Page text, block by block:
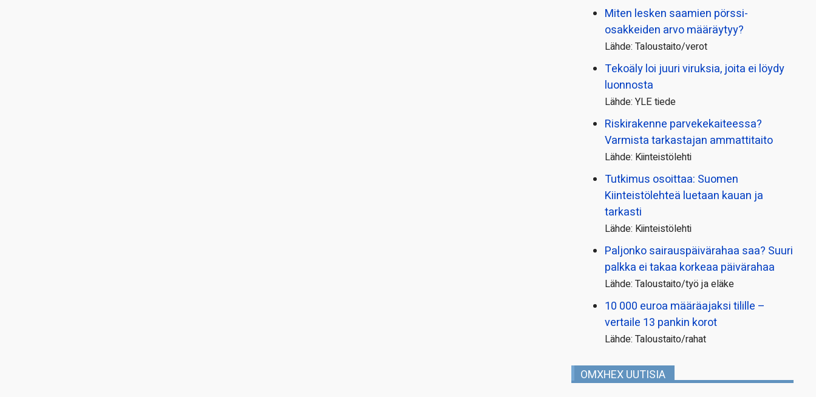
Miten lesken saamien pörssi­
osakkeiden arvo määräytyy?
Lähde: Taloustaito/verot
Tekoäly loi juuri viruksia, joita ei löydy
luonnosta
Lähde: YLE tiede
Riskirakenne parvekekaiteessa?
Varmista tarkastajan ammattitaito
Lähde: Kiinteistölehti
Tutkimus osoittaa: Suomen
Kiinteistölehteä luetaan kauan ja
tarkasti
Lähde: Kiinteistölehti
Paljonko sairauspäivä­rahaa saa? Suuri
palkka ei takaa korkeaa päivärahaa
Lähde: Taloustaito/työ ja eläke
10 000 euroa määräajaksi tilille –
vertaile 13 pankin korot
Lähde: Taloustaito/rahat
OMXHEX UUTISIA